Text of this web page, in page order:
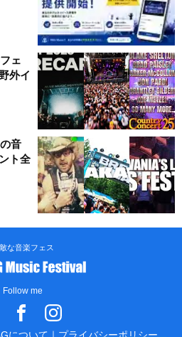
ェ
外イ
音
ト全
な音楽フェス
Follow me